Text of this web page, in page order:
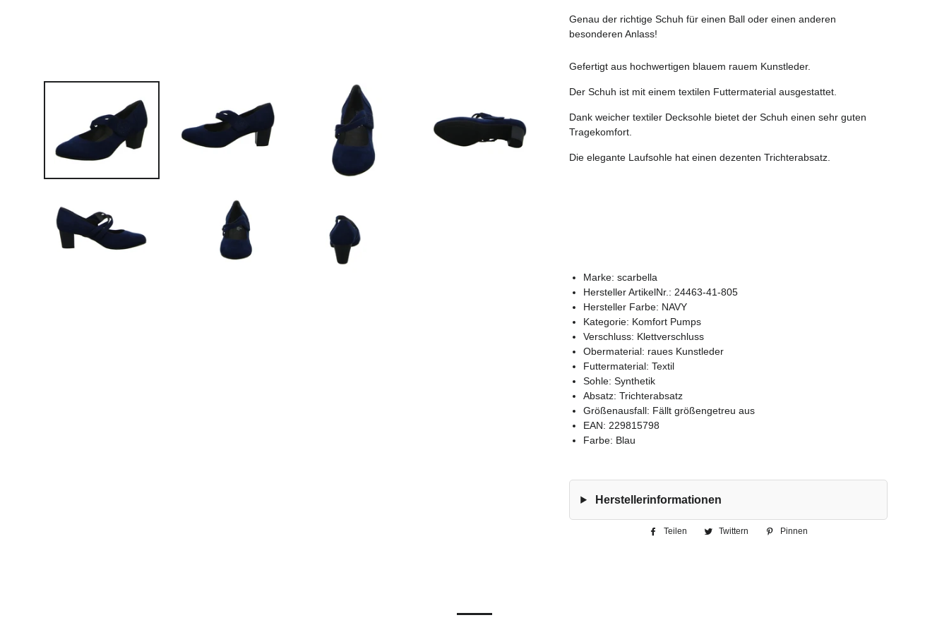
Genau der richtige Schuh für einen Ball oder einen anderen
besonderen Anlass!
Gefertigt aus hochwertigen blauem rauem Kunstleder.
Der Schuh ist mit einem textilen Futtermaterial ausgestattet.
Dank weicher textiler Decksohle bietet der Schuh einen sehr guten
Tragekomfort.
Die elegante Laufsohle hat einen dezenten Trichterabsatz.
Marke: scarbella
Hersteller ArtikelNr.: 24463-41-805
Hersteller Farbe: NAVY
Kategorie: Komfort Pumps
Verschluss: Klettverschluss
Obermaterial: raues Kunstleder
Futtermaterial: Textil
Sohle: Synthetik
Absatz: Trichterabsatz
Größenausfall: Fällt größengetreu aus
EAN: 229815798
Farbe: Blau
Herstellerinformationen
Teilen
Auf
Twittern
Auf
Pinnen